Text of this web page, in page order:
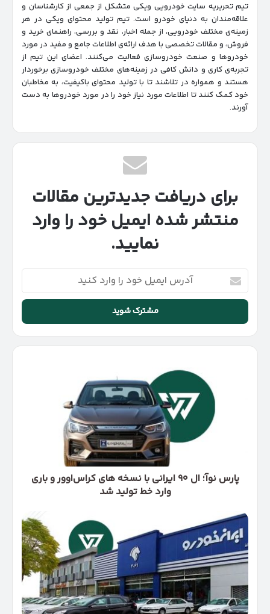
تیم تحریریه سایت خودرویی ویکی متشکل از جمعی از کارشناسان و
علاقه‌مندان به دنیای خودرو است. تیم تولید محتوای ویکی در هر
زمینه‌‌ی مختلف خودرویی، از جمله اخبار، نقد و بررسی، راهنمای خرید و
فروش، و مقالات تخصصی با هدف ارائه‌ی اطلاعات جامع و مفید در مورد
خودروها و صنعت خودروسازی فعالیت می‌کنند. اعضای این تیم از
تجربه‌ی کاری و دانش کافی در زمینه‌های مختلف خودروسازی برخوردار
هستند و همواره در تلاشند تا با تولید محتوای باکیفیت، به مخاطبان
خود کمک کنند تا اطلاعات مورد نیاز خود را در مورد خودروها به دست
آورند.
برای دریافت جدیدترین مقالات
منتشر شده ایمیل خود را وارد
نمایید.
آدرس
ایمیل
خود
وارد
کنید
خط
تولید
شد
پارس نوآ؛ ال ۹۰ ایرانی با نسخه‌ های کراس‌اوور و باری
وارد خط تولید شد
امروز
آخرین
مهلت
ثبت‌نام
ایران‌خودرو
جزئیات
فروش